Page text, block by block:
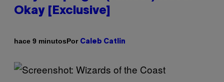
Okay [Exclusive]
hace 9 minutosPor Caleb Catlin